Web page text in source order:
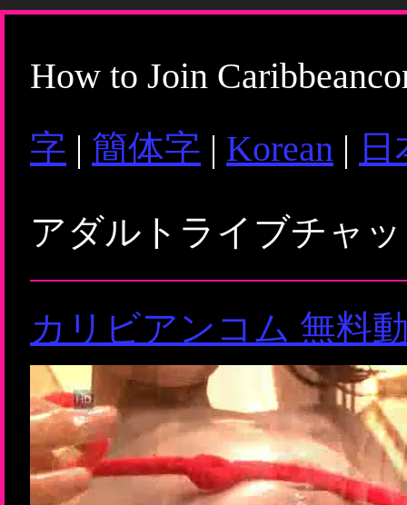
How to Join
字 | 簡体字 | Korean |
アダルトライブチャ
カリビアンコム 無料